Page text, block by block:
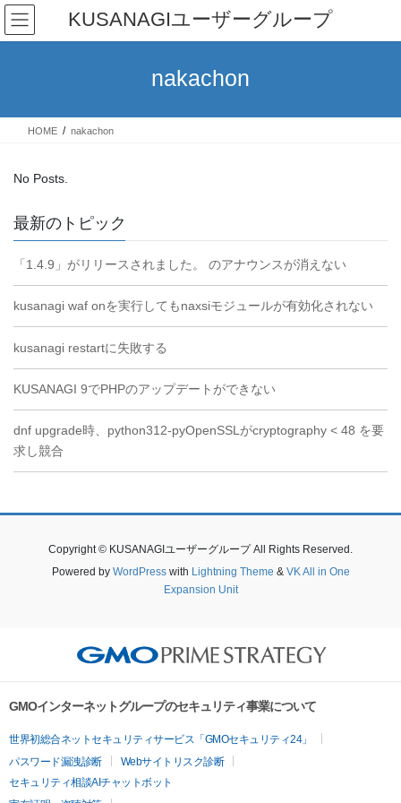
Skip
the
Skip
the
KUSANAGIユーザーグループ
nakachon
HOME nakachon
No Posts.
最新のトピック
「1.4.9」がリリースされました。 のアナウンスが消えない
kusanagi waf onを実行してもnaxsiモジュールが有効化されない
kusanagi restartに失敗する
KUSANAGI 9でPHPのアップデートができない
dnf upgrade時、python312-pyOpenSSLがcryptography < 48 を要
求し競合
Copyright © KUSANAGIユーザーグループ All Rights Reserved.
Powered by WordPresswith Lightning Theme & VK All in One
Expansion Unit
GMOインターネットグループのセキュリティ事業について
世界初総合ネットセキュリティサービス「GMOセキュリティ24」
パスワード漏洩診断
Webサイトリスク診断
セキュリティ相談AIチャットボット